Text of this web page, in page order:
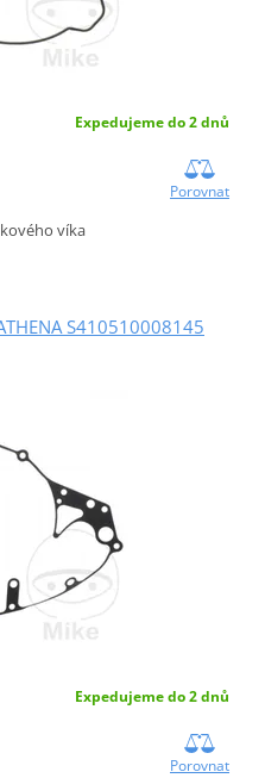
Expedujeme do 2 dnů
Porovnat
víka
S410510008145
Expedujeme do 2 dnů
Porovnat